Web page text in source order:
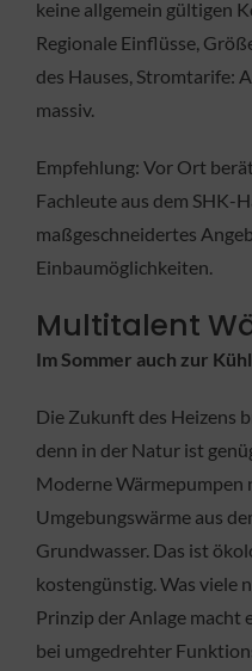
keine allgemein gültigen
Regionale Einflüsse,
des Hauses, Stromtarife:
massiv.
Empfehlung: Vor Ort
Fachleute aus dem SHK-
maßgeschneidertes
Einbaumöglichkeiten.
Multitalent
Im Sommer auch zur
Die Zukunft des Heizens
denn in der Natur ist
Moderne Wärmepumpen
Umgebungswärme aus
Grundwasser. Das ist
kostengünstig. Was viele
Prinzip der Anlage macht
bei umgedrehter